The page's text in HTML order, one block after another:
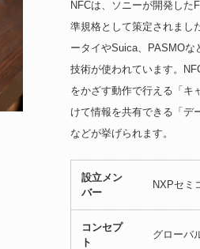
NFCは、ソニーが開発した
準規格として策定されまし
ータイやSuica、PASMOな
技術が使われています。
をかざす動作で行える「キ
けて情報を共有できる「デ
などが挙げられます。
設立メン
バー
NXPセミ
コンセプ
ト
グローバ